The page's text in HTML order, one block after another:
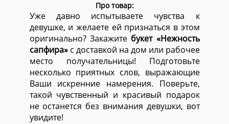
Про товар:
Уже давно испытываете чувства к
девушке, и желаете ей признаться в этом
оригинально? Закажитебукет «Нежность
сапфира»с доставкой на дом или рабочее
место получательницы! Подготовьте
несколько приятных слов, выражающие
Ваши искренние намерения. Поверьте,
такой чувственный и красивый подарок
не останется без внимания девушки, вот
увидите!